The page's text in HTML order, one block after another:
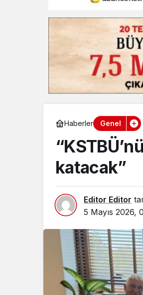
Haberler Genel
katacak”
Editor Editor
5 Mayıs 2026,